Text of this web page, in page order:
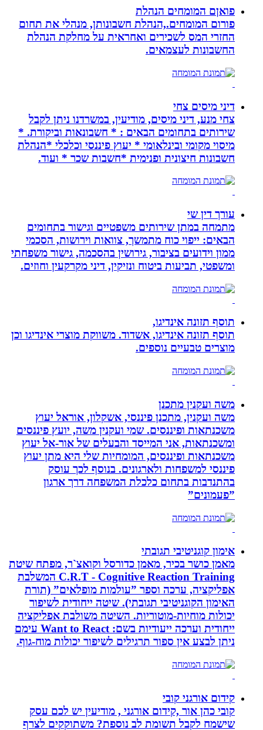
פואןם המומחים הנהלת
פורום המומחים.,הנהלת חשבונותן, מנהלי את תחום
החזרי המס לשכירים ואחראית על מחלקת הנהלת
החשבונות לעצמאים.
דיני מיסים צחי
צחי מנע, דיני מיסים, מודיעין, במשרדנו ניתן לקבל
שירותים בתחומים הבאים : * חשבונאות וביקורת. *
מיסוי מקומי ובינלאומי * יעוץ פיננסי וכלכלי *הנהלת
חשבונות חיצונית ופנימית *חשבות שכר * ועוד.
עורך דין שי
מתמחה במתן שירותים משפטיים וגישור בתחומים
הבאים: ייפוי כוח מתמשך, צוואות וירושות, הסכמי
ממון וידועים בציבור, גירושין בהסכמה, גישור משפחתי
ומשפטי, תביעות ביטוח ונזיקין, דיני מקרקעין וחוזים.
תוסף תזונה אינדיגו,
תוסף תזונה אינדיגו, אשדוד. משווקת מוצרי אינדיגו וכן
מוצרים טבעיים נוספים.
משה ועקנין מתכנן
משה ועקנין, מתכנן פיננסי, אשקלון, אוראל יעוץ
משכנתאות ופיננסים. שמי ועקנין משה, יועץ פיננסים
ומשכנתאות, אני המייסד והבעלים של אור-אל יעוץ
משכנתאות ופיננסים, המומחיות שלי היא מתן יעוץ
פיננסי למשפחות ולארגונים. בנוסף לכך עוסק
בהתנדבות בתחום כלכלת המשפחה דרך ארגון
”פעמונים”
אימון קוגניטיבי תגובתי
מאמן כושר בכיר, מאמן כדורסל וקואצ`ר, מפתח שיטת
C.R.T - Cognitive Reaction Training המשלבת
אפליקציה, ערכה וספר ”עולמות מופלאים” (תורת
האימון הקוגניטיבי תגובתי). שיטה ייחודית לשיפור
יכולות מוחיות-מוטוריות. השיטה משולבת אפליקציה
ייחודית וערכה ייעודיות בשם: Want to React עימם
ניתן לבצע אין ספור תרגילים לשיפור יכולות מוח-גוף.
קידום אורגני קובי
קובי כהן אור ,קידום אורגני , מודיעין יש לכם עסק
שישמח לקבל תשומת לב נוספת? משתוקקים לצרף